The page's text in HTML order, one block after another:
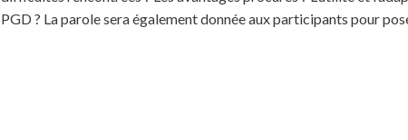
PGD ? La parole sera également donnée aux participants pour